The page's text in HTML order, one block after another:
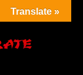
Translate »